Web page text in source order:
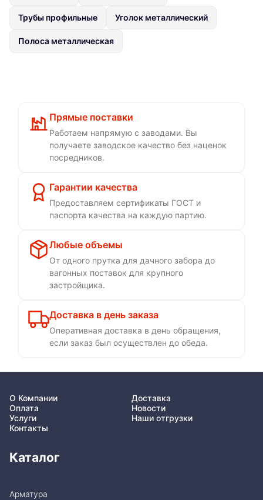
Трубы профильные Уголок металлический
Полоса металлическая
Прямые поставки
Работаем напрямую с заводами. Вы
получаете заводское качество без наценок
посредников.
Гарантии качества
Предоставляем сертификаты ГОСТ и
паспорта качества на каждую партию.
Любые объемы
От одного прутка для дачного забора до
вагонных поставок для крупного
застройщика.
Доставка в день заказа
Оперативная доставка в день обращения,
если заказ был осуществлен до обеда.
О Компании
Доставка
Оплата
Новости
Услуги
Наши отгрузки
Контакты
Каталог
Арматура